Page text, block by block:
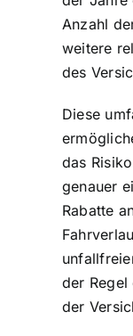
Anzahl
weitere
des
Diese
das
genauer
Rabatte
der
der